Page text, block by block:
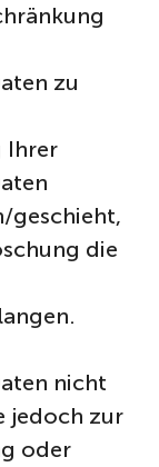
zu
Ihrer
geschieht,
die
nicht
jedoch zur
oder